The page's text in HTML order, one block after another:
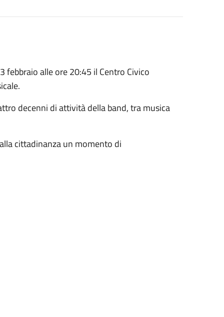
febbraio alle ore 20:45 il Centro Civico
decenni di attività della band, tra musica
cittadinanza un momento di